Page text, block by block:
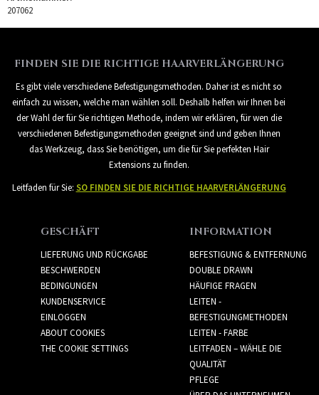
207062
FINDEN SIE DIE RICHTIGE HAARVERLÄNGERUNG
Es gibt viele verschiedene Befestigungsmethoden. Daher ist es nicht so
einfach zu wissen, welche man wählen soll. Deshalb helfen wir Ihnen bei
der Wahl der für Sie richtigen Methode, indem wir erklären, für wen die
verschiedenen Befestigungsmethoden geeignet sind und geben Ihnen
das Werkzeug, dass Sie benötigen, um die für Sie perfekten Hair
Extensions zu finden.
Leitfaden für Sie: SO FINDEN SIE DIE RICHTIGE HAARVERLÄNGERUNG
GESCHÄFT
LIEFERUNG UND RÜCKGABE
BESCHWERDEN
BEDINGUNGEN
KUNDENSERVICE
EINLOGGEN
ABOUT COOKIES
THE COOKIE SETTINGS
INFORMATION
BEFESTIGUNG & ENTFERNUNG
DOUBLE DRAWN
HÄUFIGE FRAGEN
LEITEN -
BEFESTIGUNGMETHODEN
LEITEN - FARBE
LEITFADEN – WÄHLE DIE
QUALITÄT
PFLEGE